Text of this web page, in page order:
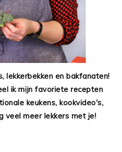
lekkerbekken en bakfanaten!
ik mijn favoriete recepten
keukens, kookvideo's,
meer lekkers met je!